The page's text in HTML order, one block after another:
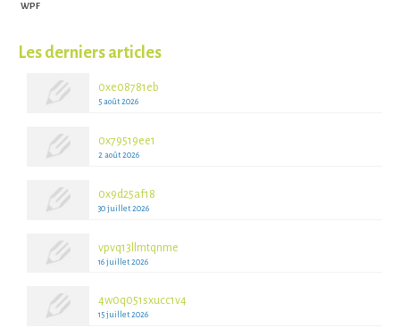
WPF
Les derniers articles
0xe08781eb
5 août 2026
0x79519ee1
2 août 2026
0x9d25af18
30 juillet 2026
vpvq13llmtqnme
16 juillet 2026
4w0q051sxucc1v4
15 juillet 2026